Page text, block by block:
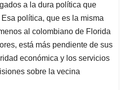
a la dura política que
política, que es la misma
al colombiano de Florida
está más pendiente de sus
económica y los servicios
sobre la vecina